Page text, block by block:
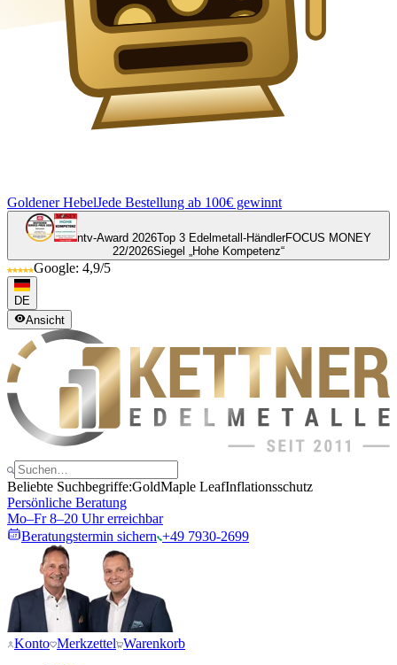
Goldener HebelJede Bestellung ab 100€ gewinnt
ntv-Award 2026Top 3 Edelmetall-HändlerFOCUS MONEY
22/2026Siegel „Hohe Kompetenz“
Google: 4,9/5
DE
Ansicht
Beliebte Suchbegriffe:GoldMaple LeafInflationsschutz
Persönliche Beratung
Mo–Fr 8–20 Uhr erreichbar
Beratungstermin sichern +49 7930-2699
Konto Merkzettel Warenkorb